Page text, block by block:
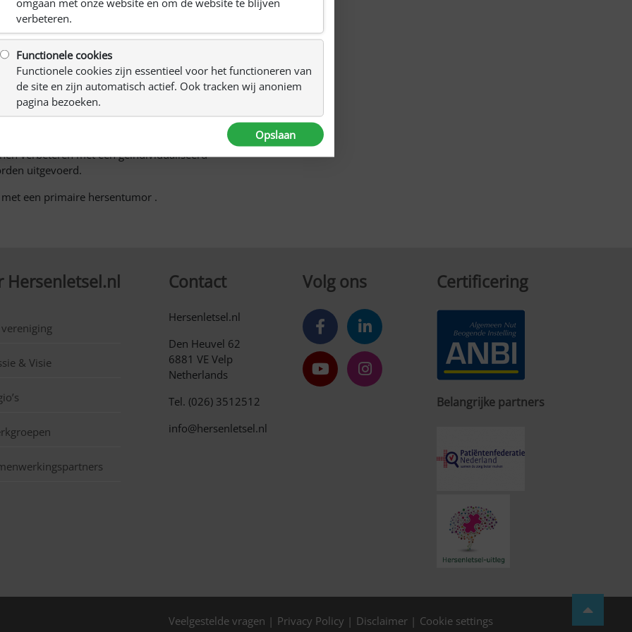
wij gepubliceerd in onze Facebookgroepen t.w. de
lotgenoten groep.
zondag 17 september in de hersentumor contactgroep
doen “of CBD klachten van spanning, bezorgdheid en
Bij hun andere studie onderzoeken zij, kort
verbeteren met een geïndividualiseerd
uitgevoerd.
een primaire hersentumor .
Hersenletsel.nl
vereniging
& Visie
Contact
Hersenletsel.nl
Den Heuvel 62
6881 VE Velp
Netherlands
Tel. (026) 3512512
info@hersenletsel.nl
Volg ons Certificering
Belangrijke partners
Veelgestelde vragen Privacy Policy Disclaimer Cookie settings
verbeteren.
Functionele cookies
Functionele cookies zijn essentieel voor het functioneren van
de site en zijn automatisch actief. Ook tracken wij anoniem
pagina bezoeken.
Opslaan